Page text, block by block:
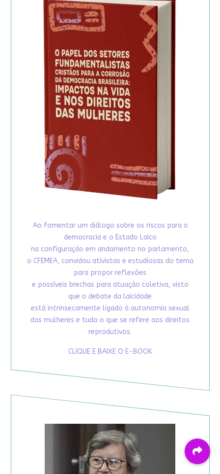
Ao fomentar um diálogo sobre os riscos para a
democracia e o Estado Laico
na configuração em andamento no parlamento,
o CFEMEA, convidou ativistas e estudiosas do tema
para propor reflexões
e possíveis brechas para atuação coletiva, visto
que o debate da laicidade
está intrinsecamente ligado à autonomia sexual
das mulheres e tudo o que se refere aos direitos
reprodutivos.
CLIQUE E BAIXE O E-BOOK